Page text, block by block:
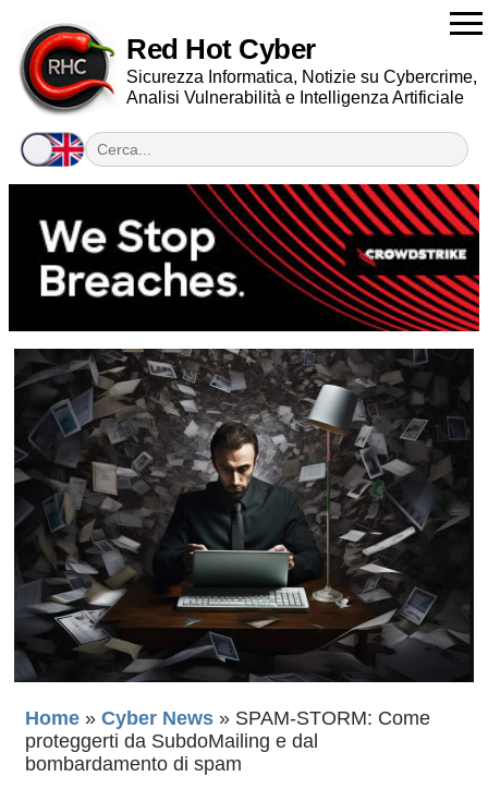
Red Hot Cyber
Sicurezza Informatica, Notizie su Cybercrime,
Analisi Vulnerabilità e Intelligenza Artificiale
Home » Cyber News » SPAM-STORM: Come
proteggerti da SubdoMailing e dal
bombardamento di spam